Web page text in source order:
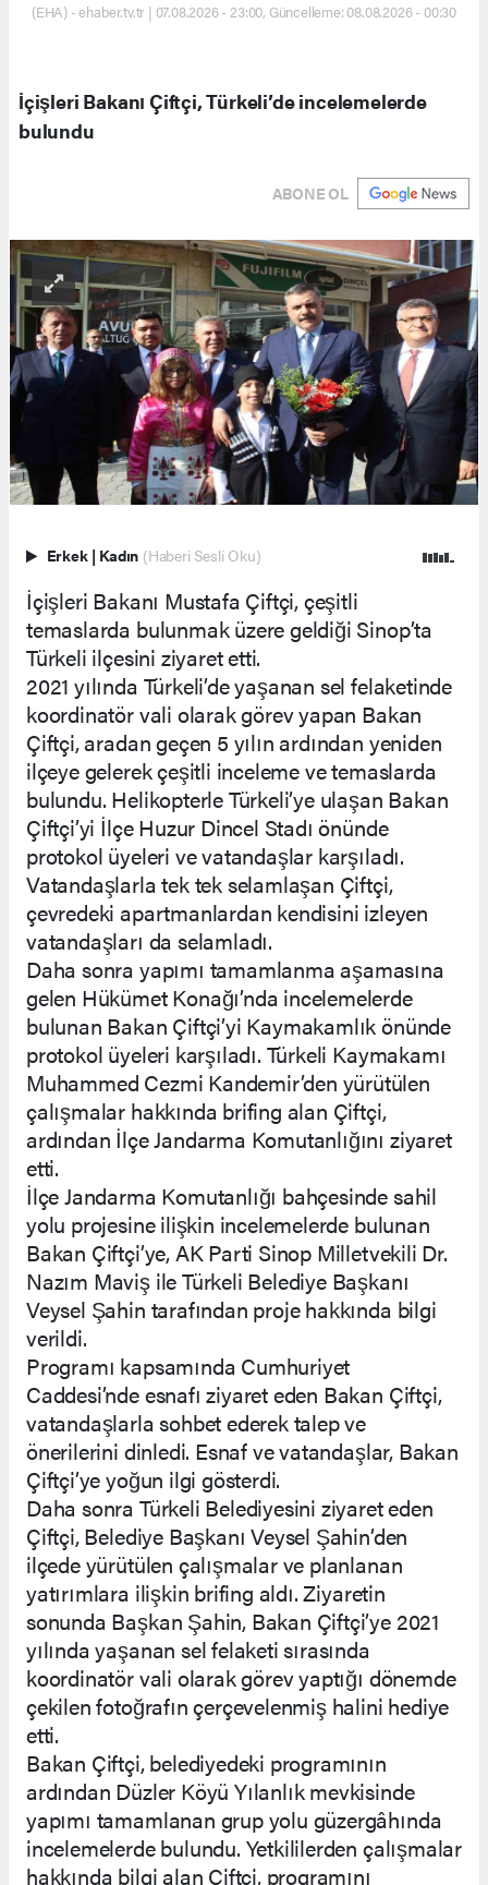
(EHA) - ehaber.tv.tr | 07.08.2026 - 23:00, Güncelleme: 08.08.2026 - 00:30
İçişleri Bakanı Çiftçi, Türkeli’de incelemelerde
bulundu
ABONE OL
Erkek | Kadın (Haberi Sesli Oku)
İçişleri Bakanı Mustafa Çiftçi, çeşitli
temaslarda bulunmak üzere geldiği Sinop’ta
Türkeli ilçesini ziyaret etti.
2021 yılında Türkeli’de yaşanan sel felaketinde
koordinatör vali olarak görev yapan Bakan
Çiftçi, aradan geçen 5 yılın ardından yeniden
ilçeye gelerek çeşitli inceleme ve temaslarda
bulundu. Helikopterle Türkeli’ye ulaşan Bakan
Çiftçi’yi İlçe Huzur Dincel Stadı önünde
protokol üyeleri ve vatandaşlar karşıladı.
Vatandaşlarla tek tek selamlaşan Çiftçi,
çevredeki apartmanlardan kendisini izleyen
vatandaşları da selamladı.
Daha sonra yapımı tamamlanma aşamasına
gelen Hükümet Konağı’nda incelemelerde
bulunan Bakan Çiftçi’yi Kaymakamlık önünde
protokol üyeleri karşıladı. Türkeli Kaymakamı
Muhammed Cezmi Kandemir’den yürütülen
çalışmalar hakkında brifing alan Çiftçi,
ardından İlçe Jandarma Komutanlığını ziyaret
etti.
İlçe Jandarma Komutanlığı bahçesinde sahil
yolu projesine ilişkin incelemelerde bulunan
Bakan Çiftçi’ye, AK Parti Sinop Milletvekili Dr.
Nazım Maviş ile Türkeli Belediye Başkanı
Veysel Şahin tarafından proje hakkında bilgi
verildi.
Programı kapsamında Cumhuriyet
Caddesi’nde esnafı ziyaret eden Bakan Çiftçi,
vatandaşlarla sohbet ederek talep ve
önerilerini dinledi. Esnaf ve vatandaşlar, Bakan
Çiftçi’ye yoğun ilgi gösterdi.
Daha sonra Türkeli Belediyesini ziyaret eden
Çiftçi, Belediye Başkanı Veysel Şahin’den
ilçede yürütülen çalışmalar ve planlanan
yatırımlara ilişkin brifing aldı. Ziyaretin
sonunda Başkan Şahin, Bakan Çiftçi’ye 2021
yılında yaşanan sel felaketi sırasında
koordinatör vali olarak görev yaptığı dönemde
çekilen fotoğrafın çerçevelenmiş halini hediye
etti.
Bakan Çiftçi, belediyedeki programının
ardından Düzler Köyü Yılanlık mevkisinde
yapımı tamamlanan grup yolu güzergâhında
incelemelerde bulundu. Yetkililerden çalışmalar
hakkında bilgi alan Çiftçi, programını